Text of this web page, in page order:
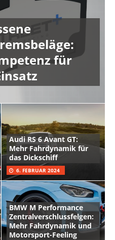
für
Audi RS 6 Avant GT:
Mehr Fahrdynamik für
das Dickschiff
6. FEBRUAR 2024
BMW M Performance
Zentralverschlussfelgen:
Mehr Fahrdynamik und
Motorsport-Feeling